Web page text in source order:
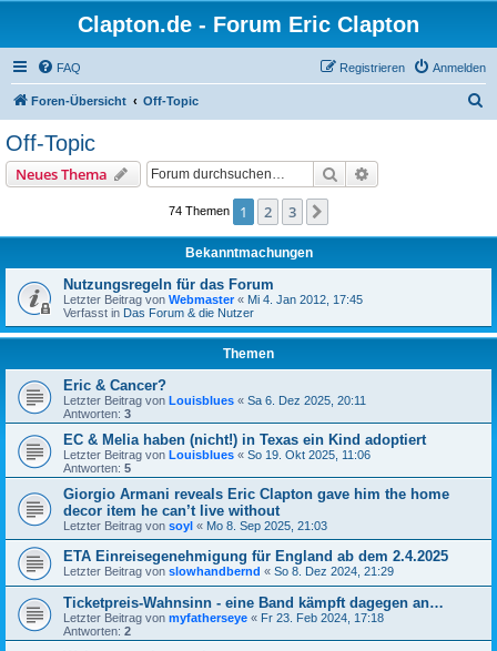
Clapton.de - Forum Eric Clapton
FAQ Anmelden
Registrieren
Foren-Übersicht Off-Topic
Off-Topic
Neues Thema Suche
74 Themen 1 2 3
Bekanntmachungen
Nutzungsregeln für das Forum
Letzter Beitrag von Webmaster« Mi 4. Jan 2012, 17:45
Verfasst in Das Forum & die Nutzer
Themen
Eric & Cancer?
Letzter Beitrag von Louisblues « Sa 6. Dez 2025, 20:11
Antworten: 3
EC & Melia haben (nicht!) in Texas ein Kind adoptiert
Letzter Beitrag von Louisblues « So 19. Okt 2025, 11:06
Antworten: 5
Giorgio Armani reveals Eric Clapton gave him the home
decor item he can’t live without
Letzter Beitrag von soyl « Mo 8. Sep 2025, 21:03
ETA Einreisegenehmigung für England ab dem 2.4.2025
Letzter Beitrag von slowhandbernd « So 8. Dez 2024, 21:29
Ticketpreis-Wahnsinn - eine Band kämpft dagegen an…
Letzter Beitrag von myfatherseye « Fr 23. Feb 2024, 17:18
Antworten: 2